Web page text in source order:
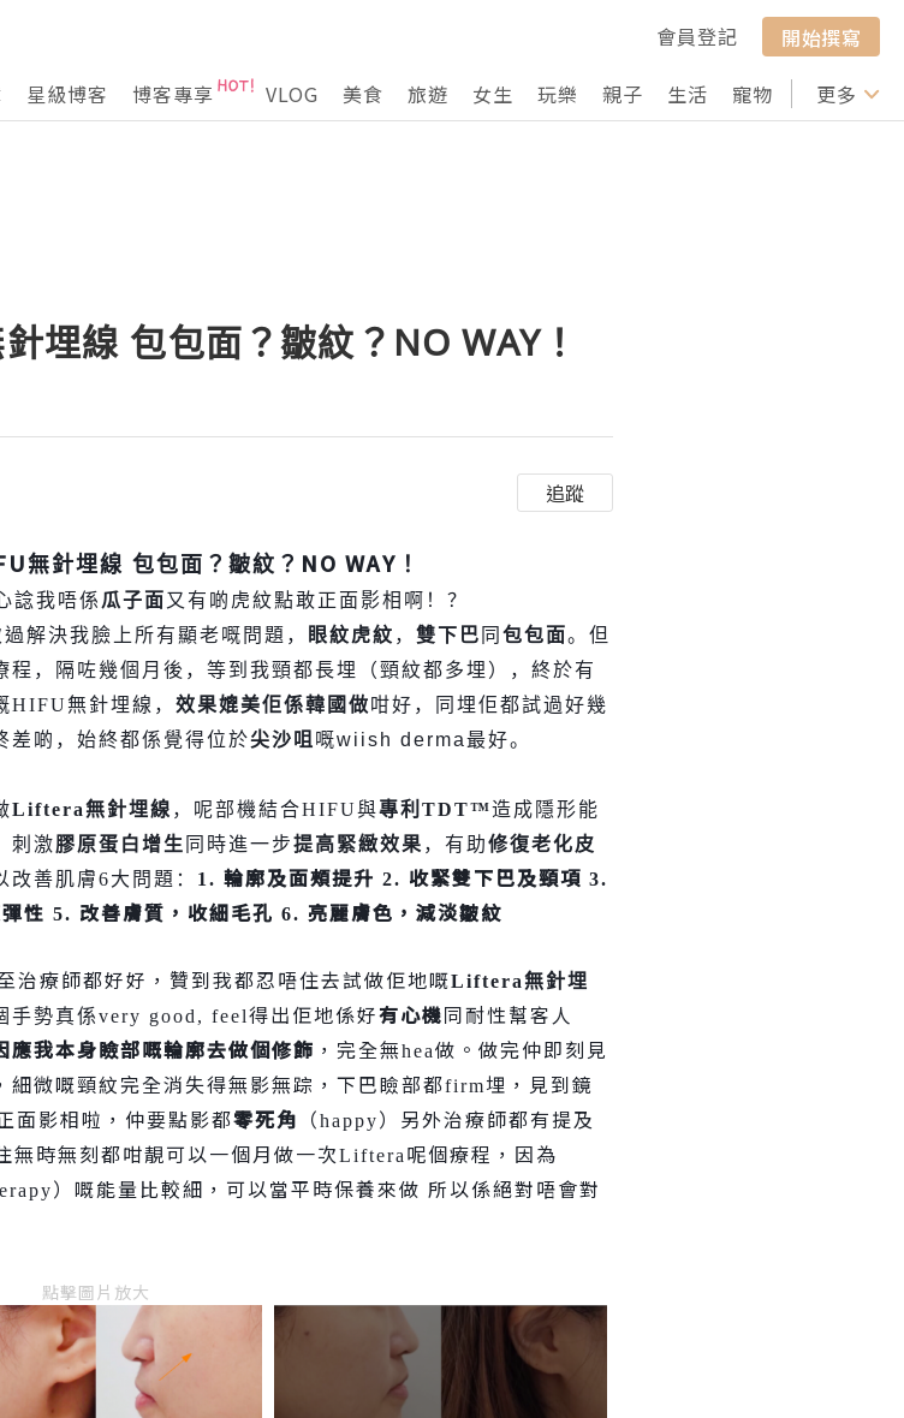
會員登記
開始撰寫
星級博客 博客專享 VLOG 美食 旅遊 女生 玩樂 親子 生活 寵物 行山 打卡
更多
埋線 包包面？皺紋？NO WAY！
追蹤
無針埋線 包包面？皺紋？ NO WAY ！
諗我唔係 瓜子面又有啲虎紋點敢正面影相啊！？
過解決我臉上所有顯老嘅問題， 眼紋虎紋 ， 雙下巴 同 包包面。但
，隔咗幾個月後，等到我頸都長埋（頸紋都多埋），終於有
HIFU無針埋線， 效果媲美佢係韓國做 咁好，同埋佢都試過好幾
差啲，始終都係覺得位於尖沙咀 嘅wiish derma最好。
Liftera無針埋線 ，呢部機結合HIFU與專利 TDT™造成隱形能
刺激膠原蛋白增生 同時進一步提高緊緻效果 ，有助修復老化皮
改善肌膚6️大問題： 1. 輪廓及面頰提升 2. 收緊雙下巴及頸項 3.
性 5. 改善膚質，收細毛孔 6. 亮麗膚色，減淡皺紋
治療師都好好，贊到我都忍唔住去試做佢地嘅Liftera無針埋
手勢真係very good, feel得出佢地係好有心機同耐性幫客人
應我本身瞼部嘅輪廓去做個修飾 ，完全無hea做。做完仲即刻見
微嘅頸紋完全消失得無影無踪，下巴瞼部都firm埋，見到鏡
面影相啦，仲要點影都零死角 （happy）另外治療師都有提及
無時無刻都咁靚可以一個月做一次Liftera 呢個療程，因為
）嘅能量比較細，可以當平時保養來做 所以係絕對唔會對
點擊圖片放大